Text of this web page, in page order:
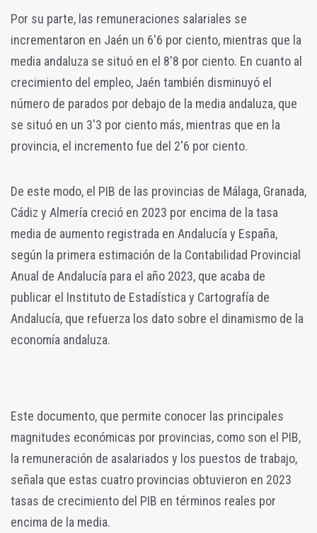
Por su parte, las remuneraciones salariales se
incrementaron en Jaén un 6'6 por ciento, mientras que la
media andaluza se situó en el 8'8 por ciento. En cuanto al
crecimiento del empleo, Jaén también disminuyó el
número de parados por debajo de la media andaluza, que
se situó en un 3'3 por ciento más, mientras que en la
provincia, el incremento fue del 2'6 por ciento.
De este modo, el PIB de las provincias de Málaga, Granada,
Cádiz y Almería creció en 2023 por encima de la tasa
media de aumento registrada en Andalucía y España,
según la primera estimación de la Contabilidad Provincial
Anual de Andalucía para el año 2023, que acaba de
publicar el Instituto de Estadística y Cartografía de
Andalucía, que refuerza los dato sobre el dinamismo de la
economía andaluza.
Este documento, que permite conocer las principales
magnitudes económicas por provincias, como son el PIB,
la remuneración de asalariados y los puestos de trabajo,
señala que estas cuatro provincias obtuvieron en 2023
tasas de crecimiento del PIB en términos reales por
encima de la media.